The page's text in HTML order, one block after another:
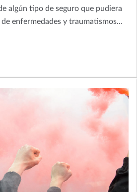
algún tipo de seguro que pudiera
enfermedades y traumatismos